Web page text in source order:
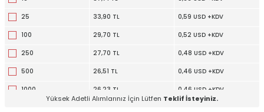
25 33,90 TL 0,59 USD +KDV
100 29,70 TL 0,52 USD +KDV
250 27,70 TL 0,48 USD +KDV
500 26,51 TL 0,46 USD +KDV
1000 26,23 TL 0,46 USD +KDV
Yüksek Adetli Alımlarınız İçin Lütfen Teklif İsteyiniz.